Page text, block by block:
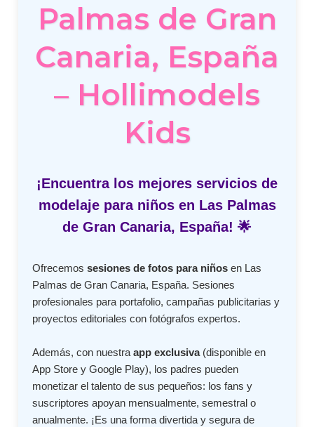
Palmas de Gran
Canaria, España
– Hollimodels
Kids
¡Encuentra los mejores servicios de
modelaje para niños en Las Palmas
de Gran Canaria, España! 🌟
Ofrecemossesiones de fotos para niños en Las
Palmas de Gran Canaria, España. Sesiones
profesionales para portafolio, campañas publicitarias y
proyectos editoriales con fotógrafos expertos.
Además, con nuestraapp exclusiva(disponible en
App Store y Google Play), los padres pueden
monetizar el talento de sus pequeños: los fans y
suscriptores apoyan mensualmente, semestral o
anualmente. ¡Es una forma divertida y segura de